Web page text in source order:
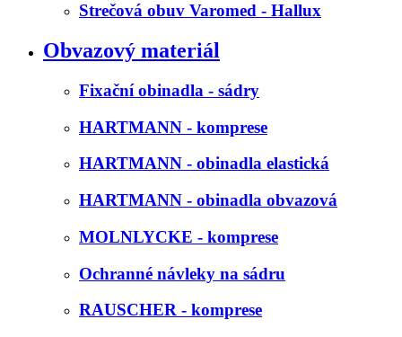
Strečová obuv Varomed - Hallux
Obvazový materiál
Fixační obinadla - sádry
HARTMANN - komprese
HARTMANN - obinadla elastická
HARTMANN - obinadla obvazová
MOLNLYCKE - komprese
Ochranné návleky na sádru
RAUSCHER - komprese